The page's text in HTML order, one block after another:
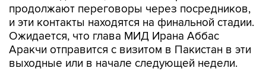
продолжают переговоры через посредников,
и эти контакты находятся на финальной стадии.
Ожидается, что глава МИД Ирана Аббас
Аракчи отправится с визитом в Пакистан в эти
выходные или в начале следующей недели.